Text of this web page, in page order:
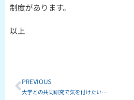
制度があります。
以上
PREVIOUS
大学との共同研究で気を付けたい”５つ”のこと